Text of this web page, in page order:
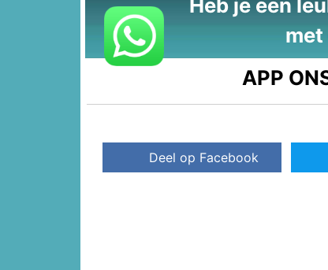
APP
Deel op Facebook